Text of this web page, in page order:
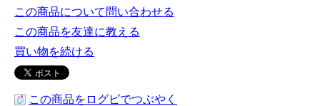
この商品について問い合わせる
この商品を友達に教える
買い物を続ける
この商品をログピでつぶやく